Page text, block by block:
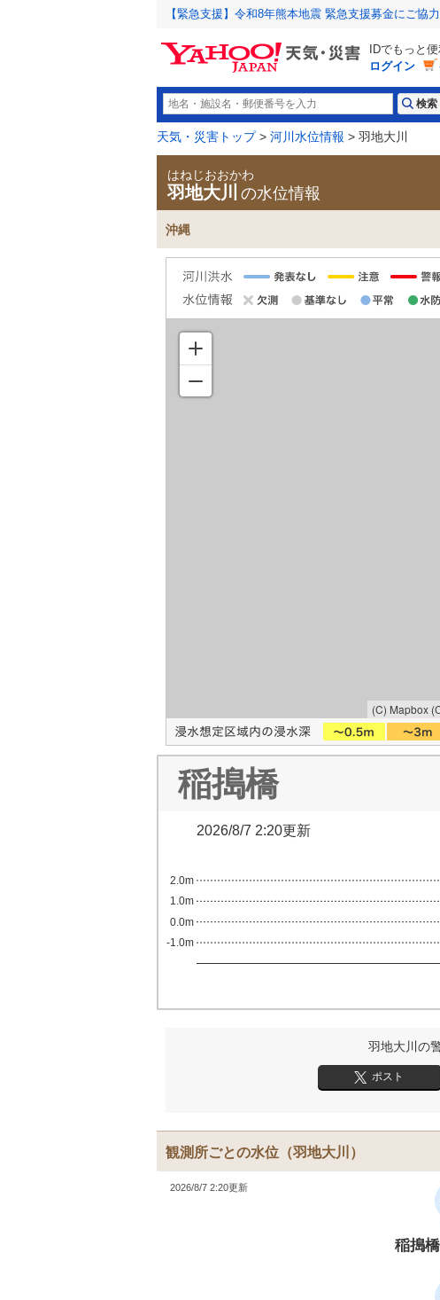
【緊急支援】令和8年熊本地震 緊急支援募金にご協
IDでもっと
ログイン
天気・災害トップ> 河川水位情報 > 羽地大川
はねじおおかわ
羽地大川 の水位情報
沖縄
(C) Mapbox
稲搗橋
2026/8/7 2:20更新
-1.0m
0.0m
1.0m
2.0m
羽地大川の
ポスト
観測所ごとの水位 （羽地大川）
2026/8/7 2:20更新
稲搗橋